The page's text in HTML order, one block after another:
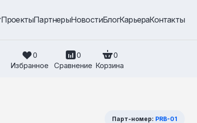
ПроектыПартнерыНовостиБлогКарьераКонтакты
0
Избранное
0
Сравнение
0
Корзина
Парт-номер: PRB-01